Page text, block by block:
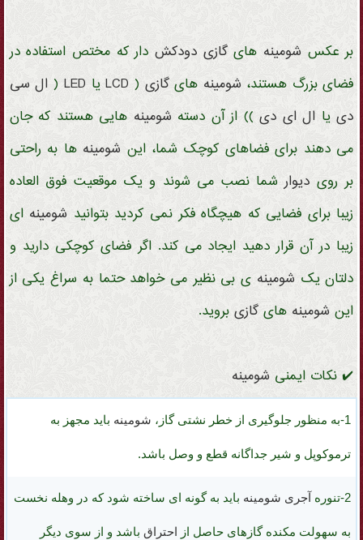
بر عکس شومینه هایگازی دودکشدار که مختص استفاده در
فضای بزرگ هستند، شومینه هایگازی (
LCDیا LED
( ال سی
دییا ال ای دی)) از آن دسته شومینه هایی هستند که جان
می دهند برای فضاهای کوچک شما، این شومینه ها به راحتی
بر روی دیوارشما نصب می شوند و یک موقعیت فوق العاده
زیبا برای فضایی که هیچگاه فکر نمی کردید بتوانید شومینه ای
زیبا در آن قرار دهید ایجاد می کند. اگر فضای کوچکی دارید و
دلتان یک شومینه ی بی نظیر می خواهد حتما به سراغ یکی از
این شومینه های گازیبروید.
✔️ نکات ایمنی شومینه
1-به منظور جلوگیری از خطر نشتی گاز، شومینه باید مجهز به
ترموکوپل و شیر جداگانه قطع و وصل باشد.
2- تنوره آجری شومینه باید به گونه ای ساخته شود که در وهله نخست
به سهولت مکنده گازهای حاصل از احتراق باشد و از سوی دیگر